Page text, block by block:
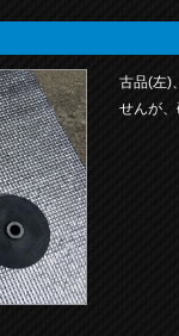
古品(左)
せんが、